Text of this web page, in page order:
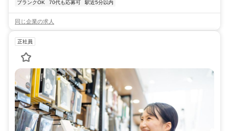
ブランクOK
70代も応募可 駅近5分以内
同じ企業の求人
正社員